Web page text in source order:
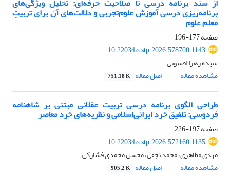
برنامه‌ریزی درسی آموزش علوم‌تجربی و دلالت‌های آن برای تربیتِ
معلم علوم
صفحه177-196
10.22034/cstp.2026.578700.1143
سیده زهرا افشونی
مشاهده مقاله
اصل مقاله 751.18 K
طراحی الگوی برنامه درسی تربیت عقلانی مبتنی بر شاهنامه
فردوسی: تلفیق خرد ایرانی‌اسلامی و نظریه‌های خرد معاصر
صفحه197-226
10.22034/cstp.2026.572160.1135
مهدی مظاهری، محمد نجفی، محسن محمدی فشارکی
مشاهده مقاله
اصل مقاله 905.2 K